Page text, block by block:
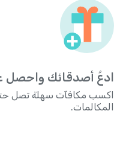
ادعُ أصدقائك واحصل
المكالمات.